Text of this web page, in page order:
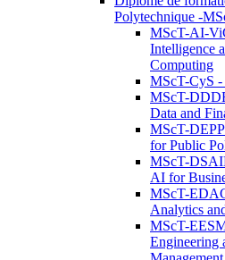
Polytechnique -
MScT-AI-
Intelligence
Computing
MScT-CyS
MScT-
Data and
MScT-
for Public
MScT-
AI for
MScT-
Analytics
MScT-
Engineering